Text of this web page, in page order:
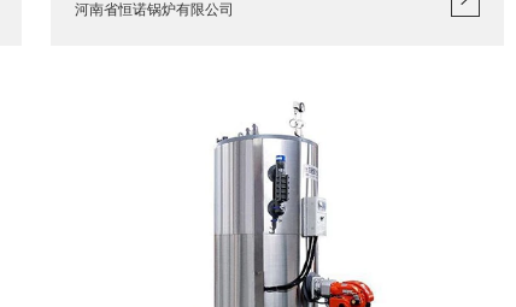
河南省恒诺锅炉有限公司